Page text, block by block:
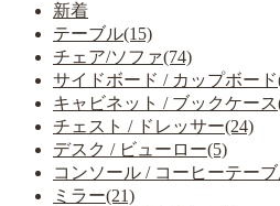
新着
テーブル(15)
チェア/ソファ(74)
サイドボード / カップボード
キャビネット / ブックケース
チェスト / ドレッサー(24)
デスク / ビューロー(5)
コンソール / コーヒーテー
ミラー(21)